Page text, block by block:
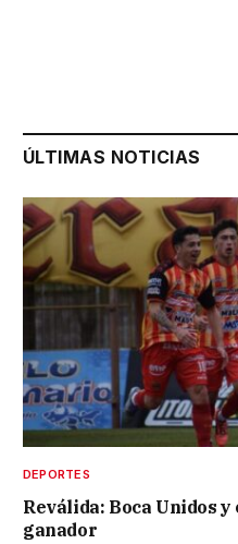
ÚLTIMAS NOTICIAS
DEPORTES
Reválida: Boca Unidos
ganador